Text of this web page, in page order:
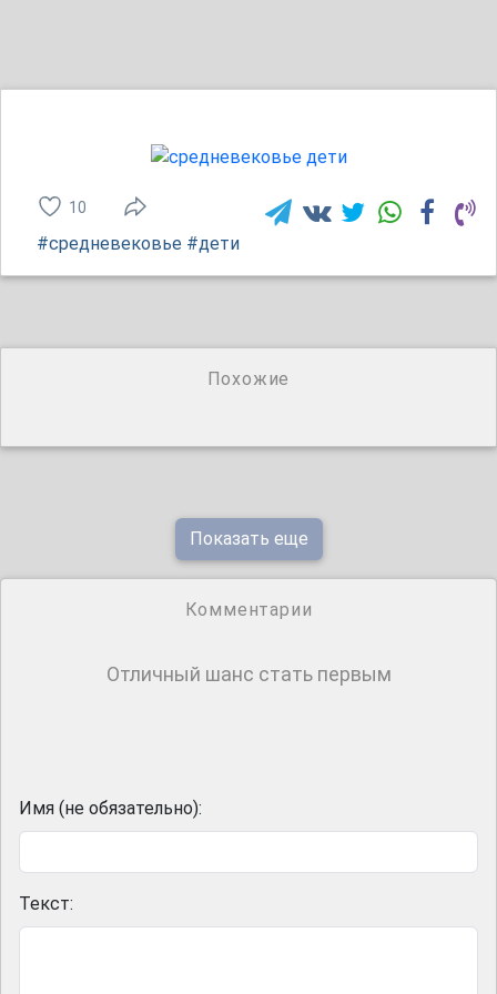
10
#средневековье #дети
Похожие
Показать еще
Комментарии
Отличный шанс стать первым
Имя (не обязательно):
Текст: